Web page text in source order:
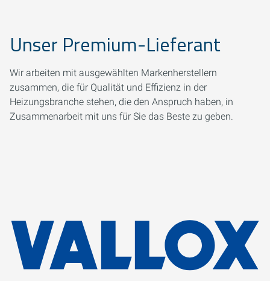
Unser Premium-Lieferant
Wir arbeiten mit ausgewählten Markenherstellern
zusammen, die für Qualität und Effizienz in der
Heizungsbranche stehen, die den Anspruch haben, in
Zusammenarbeit mit uns für Sie das Beste zu geben.